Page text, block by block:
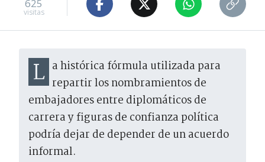
625
visitas
La histórica fórmula utilizada para repartir los nombramientos de
embajadores entre diplomáticos de
carrera y figuras de confianza política
podría dejar de depender de un acuerdo
informal.